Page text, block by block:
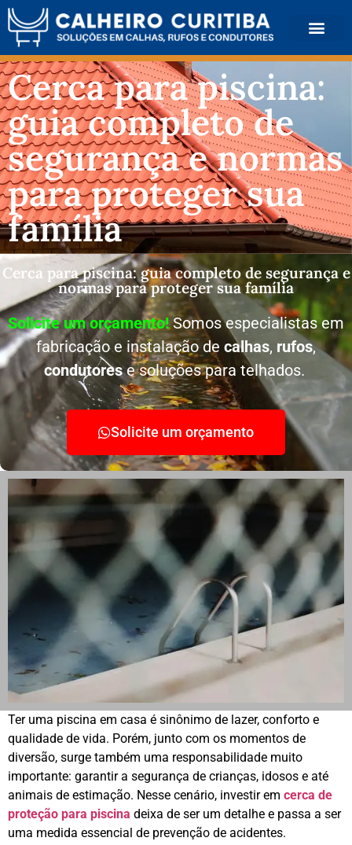
Cerca para piscina:
guia completo de
segurança e normas
para proteger sua
família
Cerca para piscina: guia completo de segurança e
normas para proteger sua família
Solicite um orçamento!Somos especialistas em
fabricação e instalação de calhas, rufos,
condutorese soluções para telhados.
Solicite um orçamento
Ter uma piscina em casa é sinônimo de lazer, conforto e
qualidade de vida. Porém, junto com os momentos de
diversão, surge também uma responsabilidade muito
importante: garantir a segurança de crianças, idosos e até
animais de estimação. Nesse cenário, investir em cerca de
proteção para piscina deixa de ser um detalhe e passa a ser
uma medida essencial de prevenção de acidentes.